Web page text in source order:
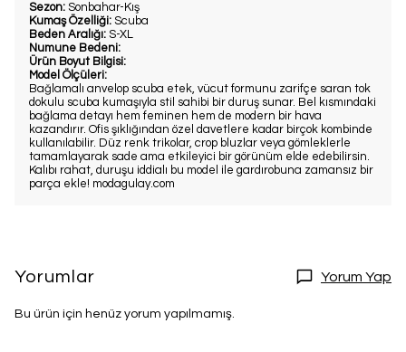
Sezon: Sonbahar-Kış
Kumaş Özelliği: Scuba
Beden Aralığı: S-XL
Numune Bedeni:
Ürün Boyut Bilgisi:
Model Ölçüleri:
Bağlamalı anvelop scuba etek, vücut formunu zarifçe saran tok
dokulu scuba kumaşıyla stil sahibi bir duruş sunar. Bel kısmındaki
bağlama detayı hem feminen hem de modern bir hava
kazandırır. Ofis şıklığından özel davetlere kadar birçok kombinde
kullanılabilir. Düz renk trikolar, crop bluzlar veya gömleklerle
tamamlayarak sade ama etkileyici bir görünüm elde edebilirsin.
Kalıbı rahat, duruşu iddialı bu model ile gardırobuna zamansız bir
parça ekle! modagulay.com
Yorumlar Yorum Yap
Bu ürün için henüz yorum yapılmamış.